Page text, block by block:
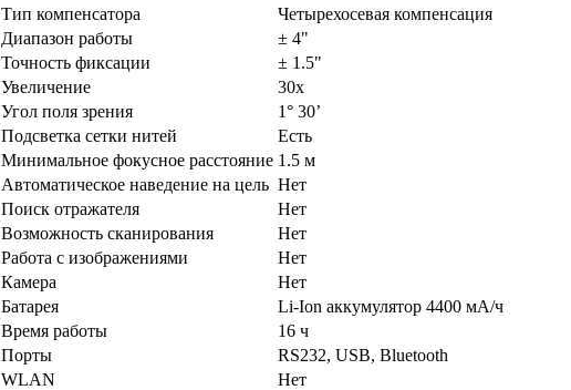
Тип компенсатора
Четырехосевая компенсация
Диапазон работы
± 4"
Точность фиксации
± 1.5"
Увеличение
30х
Угол поля зрения
1° 30’
Подсветка сетки нитей
Есть
Минимальное фокусное расстояние 1.5 м
Автоматическое наведение на цель Нет
Поиск отражателя
Нет
Возможность сканирования
Нет
Работа с изображениями
Нет
Камера
Нет
Батарея
Li-Ion аккумулятор 4400 мА/ч
Время работы
16 ч
Порты
RS232, USB, Bluetooth
WLAN
Нет